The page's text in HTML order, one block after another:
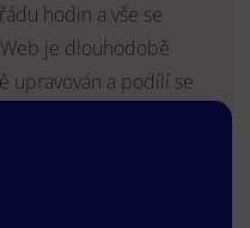
hodin a vše se
je dlouhodobě
upravován a podílí se